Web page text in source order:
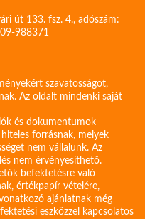
út 133. fsz. 4., adószám:
988371
szavatosságot,
Az oldalt mindenki saját
és dokumentumok
forrásnak, melyek
nem vállalunk. Az
nem érvényesíthető.
befektetésre való
értékpapír vételére,
ajánlatnak még
eszközzel kapcsolatos